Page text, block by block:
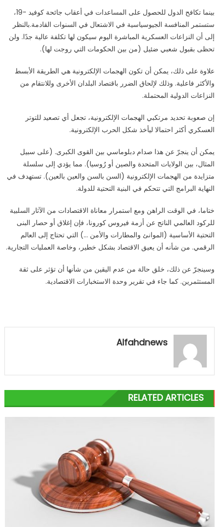
بينما تكافح الدول للحصول على المساعدات في أعقاب جائحة كوفيد -19،
ستستمر المنافسة الجيوسياسية في الاشتعال في السنوات القادمة.بالنظر
إلى أن النزاعات العسكرية المباشرة اليوم سيكون لها تكلفة عالية جدًا. ولن
تحظى بقبول شعبي ضئيل (من بين الحكومات التي روجت لها).
علاوة على ذلك، يمكن أن تكون الهجمات الإلكترونية هي الطريقة الأبسط
والأكثر فاعلية. وذلك لإلحاق الضرر باقتصاد البلدان الأخرى وللانتقام من
النزاعات الدولية المحتملة.
إن صعوبة تحديد مرتكبي الهجمات الإلكترونية، تجعل أي تصعيد للتوتر
العسكري أكثر احتمالا ليأخذ شكل الحرب الإلكترونية.
يمكن أن ينجرّ عن هذا صدام دبلوماسي بين القوى الكبرى. (على سبيل
المثال، بين الولايات المتحدة والصين أو رُوسيا). مما يؤدي إلى سلسلة
متزايدة من الهجمات الإلكترونية (السن بالسن والعين بالعين). تستهدف في
النهاية البرامج التي تتحكم في البنية التحتية للدولة.
ختاما، في الوقت الراهن ومع استمرار معاناة الاقتصادات من الآثار السلبية
للركود العالمي الناتج عن أزمة فيروس كورونا، فإن إغلاق أو حصار البنى
التحتية الأساسية (الموانئ والمطارات والأمن …) التي تحتاج إلى العالم
الرقمي. من شأنه أن يعيق الاقتصاد بشكل خطير، وخاصة العمليات التجارية.
وسينجرّ عن ذلك، خلق حالة من عدم اليقين من شأنها أن تؤثر على ثقة
المستثمرين. كما جاء في تقرير وحدة الاستخبارات الاقتصادية.
Alfahdnews
RELATED ARTICLES